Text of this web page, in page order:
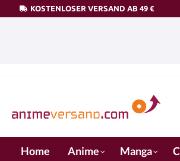
Zur Hauptnavigation springen
KOSTENLOSER VERSAND AB 49 €
Home Anime Manga